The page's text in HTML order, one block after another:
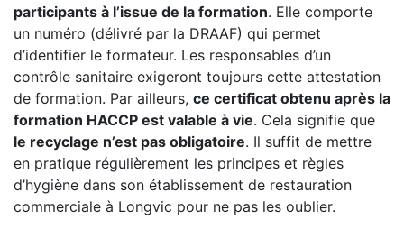
participants à l’issue de la formation. Elle comporte
un numéro (délivré par la DRAAF) qui permet
d’identifier le formateur. Les responsables d’un
contrôle sanitaire exigeront toujours cette attestation
de formation. Par ailleurs, ce certificat obtenu après la
formation HACCP est valable à vie. Cela signifie que
le recyclage n’est pas obligatoire. Il suffit de mettre
en pratique régulièrement les principes et règles
d’hygiène dans son établissement de restauration
commerciale à Longvic pour ne pas les oublier.